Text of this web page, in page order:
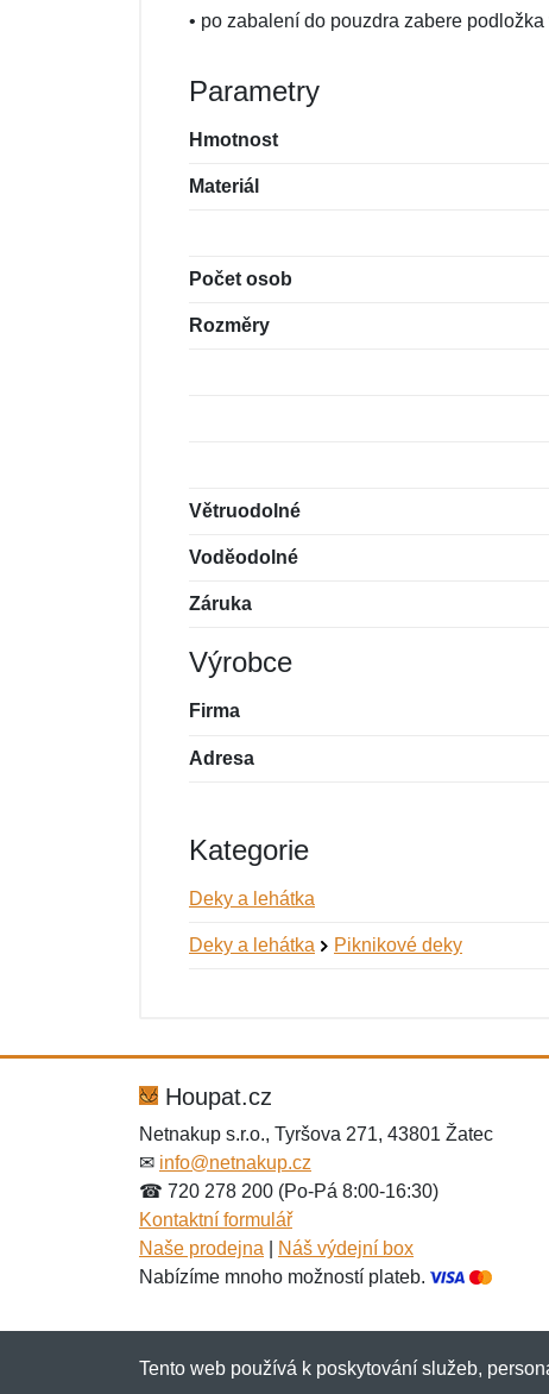
• po zabalení do pouzdra zabere
Parametry
Hmotnost
Materiál
Počet osob
Rozměry
Větruodolné
Voděodolné
Záruka
Výrobce
Firma
Adresa
Kategorie
Deky a lehátka
Deky a lehátka Piknikové deky
Zpráva*
Zpráva*
Houpat.cz
Netnakup s.r.o., Tyršova 271, 43801 Žatec
✉ info@netnakup.cz
☎ 720 278 200 (Po-Pá 8:00-16:30)
Kontaktní formulář
Naše prodejna
Náš výdejní box
Nabízíme mnoho možností plateb.
Tento web používá k poskytování služeb,